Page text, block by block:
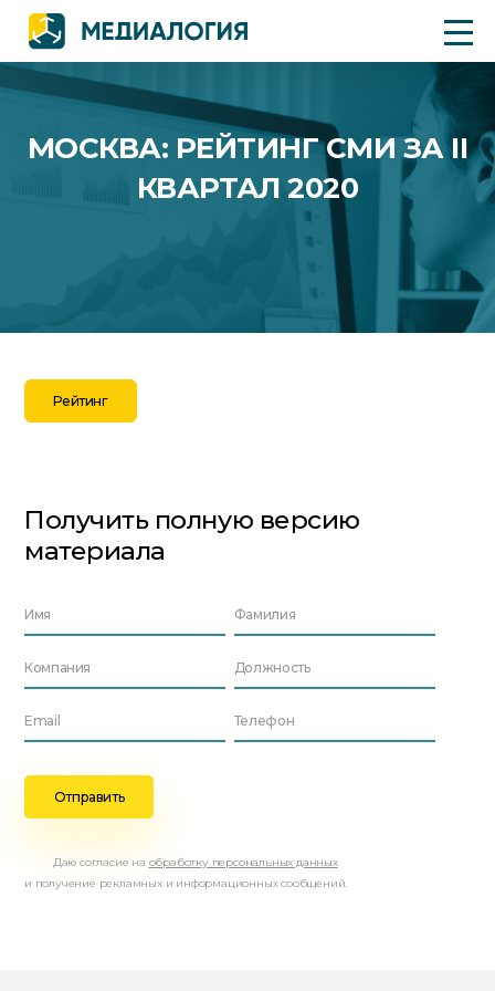
МОСКВА: РЕЙТИНГ СМИ ЗА II
КВАРТАЛ 2020
Рейтинг
Получить полную версию
материала
Даю согласие на обработку персональных данных
и получение рекламных и информационных сообщений.